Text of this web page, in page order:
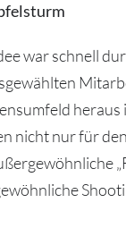
war schnell
heraus
nicht nur für